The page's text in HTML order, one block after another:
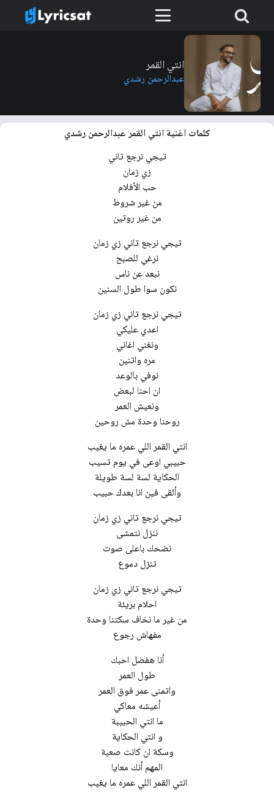
انتي القمر
عبدالرحمن رشدي
كلمات اغنية انتي القمر عبدالرحمن رشدي
تيجي نرجع تاني
زي زمان
حب الأفلام
من غير شروط
من غير روتين
تيجي نرجع تاني زي زمان
نرغي للصبح
نبعد عن ناس
نكون سوا طول السنين
تيجي نرجع تاني زي زمان
اعدي عليكي
ونغني اغاني
مره واتنين
نوفي بالوعد
ان احنا لبعض
ونعيش العمر
روحنا وحدة مش روحين
انتي القمر اللي عمره ما يغيب
حبيبي اوعى في يوم تسيب
الحكاية لسة لسة طويلة
وألقى فين انا بعدك حبيب
تيجي نرجع تاني زي زمان
ننزل نتمشى
نضحك باعلى صوت
تنزل دموع
تيجي نرجع تاني زي زمان
احلام بريئة
من غير ما نخاف سكتنا وحدة
مفهاش رجوع
أنا هفضل احبك
طول العمر
واتمنى عمر فوق العمر
أعيشه معاكي
ما انتي الحبيبة
و انتي الحكاية
وسكة ان كانت صعبة
المهم أنك معايا
انتي القمر اللي عمره ما يغيب